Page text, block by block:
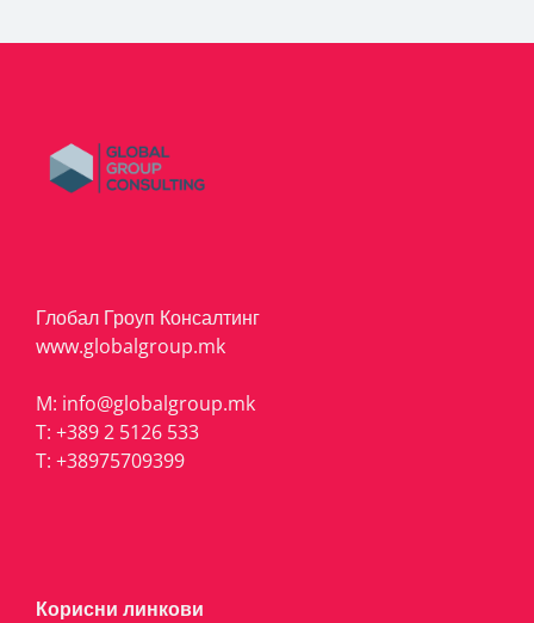
Глобал Гроуп Консалтинг
www.globalgroup.mk
M: info@globalgroup.mk
T: +389 2 5126 533
T: +38975709399
Корисни линкови